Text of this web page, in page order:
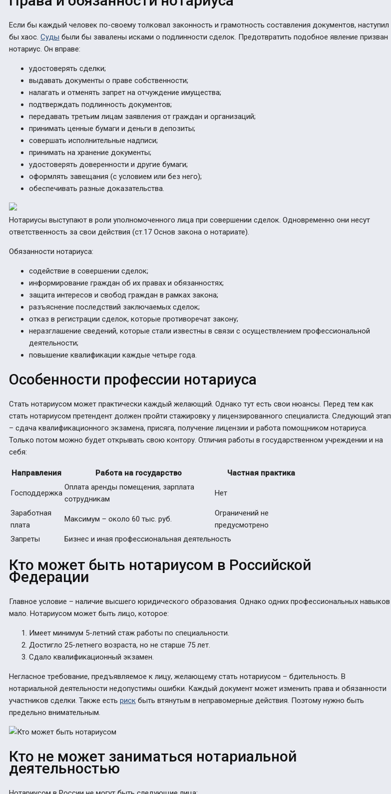
Если бы каждый человек по-своему толковал законность и грамотность составления документов, наступил
бы хаос. Суды были бы завалены исками о подлинности сделок. Предотвратить подобное явление призван
нотариус. Он вправе:
удостоверять сделки;
выдавать документы о праве собственности;
налагать и отменять запрет на отчуждение имущества;
подтверждать подлинность документов;
передавать третьим лицам заявления от граждан и организаций;
принимать ценные бумаги и деньги в депозиты;
совершать исполнительные надписи;
принимать на хранение документы;
удостоверять доверенности и другие бумаги;
оформлять завещания (с условием или без него);
обеспечивать разные доказательства.
Нотариусы выступают в роли уполномоченного лица при совершении сделок. Одновременно они несут
ответственность за свои действия (ст.17 Основ закона о нотариате).
Обязанности нотариуса:
содействие в совершении сделок;
информирование граждан об их правах и обязанностях;
защита интересов и свобод граждан в рамках закона;
разъяснение последствий заключаемых сделок;
отказ в регистрации сделок, которые противоречат закону;
неразглашение сведений, которые стали известны в связи с осуществлением профессиональной
деятельности;
повышение квалификации каждые четыре года.
Особенности профессии нотариуса
Стать нотариусом может практически каждый желающий. Однако тут есть свои нюансы. Перед тем как
стать нотариусом претендент должен пройти стажировку у лицензированного специалиста. Следующий этап
– сдача квалификационного экзамена, присяга, получение лицензии и работа помощником нотариуса.
Только потом можно будет открывать свою контору. Отличия работы в государственном учреждении и на
себя:
Направления Работа на государство Частная практика
Господдержка
Оплата аренды помещения, зарплата
сотрудникам
Нет
Заработная
плата
Максимум – около 60 тыс. руб.
Ограничений не
предусмотрено
Запреты
Бизнес и иная профессиональная деятельность
Кто может быть нотариусом в Российской
Федерации
Главное условие – наличие высшего юридического образования. Однако одних профессиональных навыков
мало. Нотариусом может быть лицо, которое:
Имеет минимум 5-летний стаж работы по специальности.
Достигло 25-летнего возраста, но не старше 75 лет.
Сдало квалификационный экзамен.
Негласное требование, предъявляемое к лицу, желающему стать нотариусом – бдительность. В
нотариальной деятельности недопустимы ошибки. Каждый документ может изменить права и обязанности
участников сделки. Также есть риск быть втянутым в неправомерные действия. Поэтому нужно быть
предельно внимательным.
Кто не может заниматься нотариальной
деятельностью